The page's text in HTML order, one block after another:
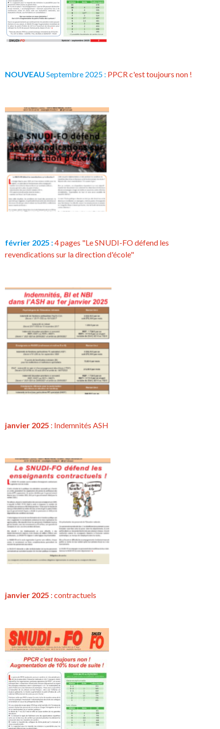
NOUVEAU Septembre 2025 : PPCR c'est toujours non !
février 2025 :4 pages "Le SNUDI-FO défend les
revendications sur la direction d'école"
janvier 2025 : Indemnités ASH
janvier 2025 : contractuels